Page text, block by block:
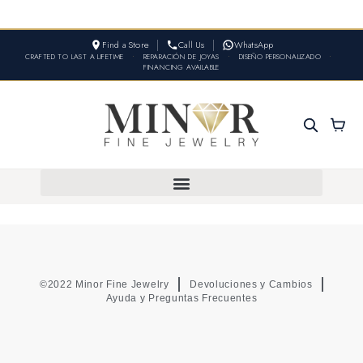
Find a Store Call Us WhatsApp
CRAFTED TO LAST A LIFETIME • REPARACIÓN DE JOYAS • DISEÑO PERSONALIZADO
•
FINANCING AVAILABLE
©2022 Minor Fine Jewelry
Devoluciones y Cambios
Ayuda y Preguntas Frecuentes